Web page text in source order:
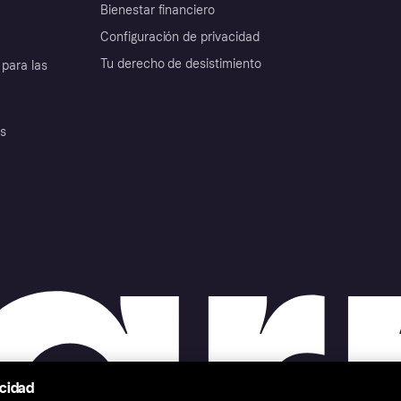
las
Bienestar financiero
Configuración de privacidad
Tu derecho de desistimiento